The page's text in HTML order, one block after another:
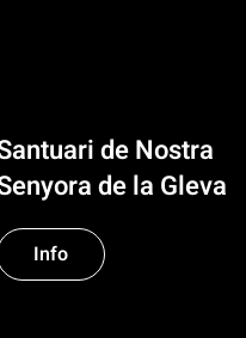
de Nostra
de la Gleva
Info